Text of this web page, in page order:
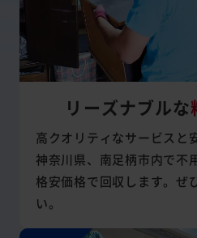
リーズナブルな
高クオリティなサービスと
神奈川県、南足柄市内で不
格安価格で回収します。ぜ
い。